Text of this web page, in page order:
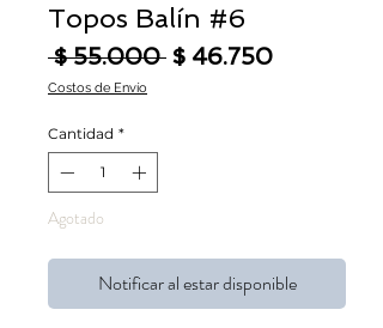
Topos Balín #6
$ 55.000 Precio
$ 46.750Precio de
Costos de Envío
Cantidad *
Agotado
Notificar al estar disponible